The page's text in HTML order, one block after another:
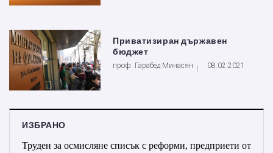
Приватизиран държавен
бюджет
проф. Гарабед Минасян 08.02.2021
ИЗБРАНО
Труден за осмисляне списък с реформи, предприети от